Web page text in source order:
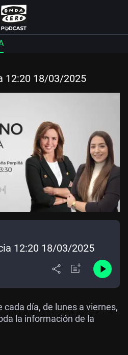
12:20 18/03/2025
12:20 18/03/2025
día, de lunes a viernes,
la información de la